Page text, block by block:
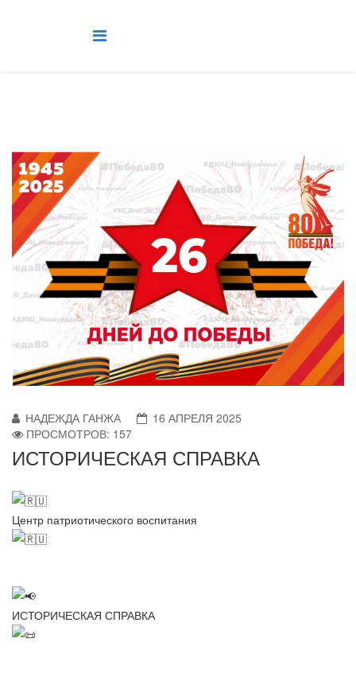
НАДЕЖДА ГАНЖА
16 АПРЕЛЯ 2025
ПРОСМОТРОВ: 157
ИСТОРИЧЕСКАЯ СПРАВКА
Центр патриотического воспитания
ИСТОРИЧЕСКАЯ СПРАВКА